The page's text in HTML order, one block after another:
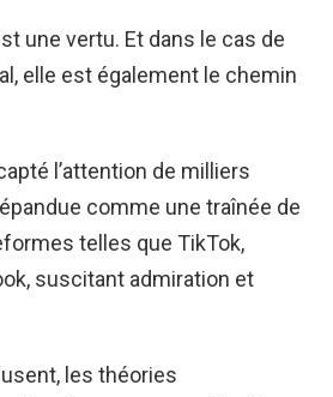
une vertu. Et dans le cas de
elle est également le chemin
l’attention de milliers
comme une traînée de
telles que TikTok,
suscitant admiration et
les théories